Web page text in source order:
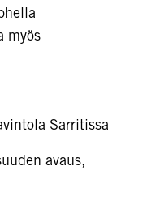
myös
Sarritissa
avaus,